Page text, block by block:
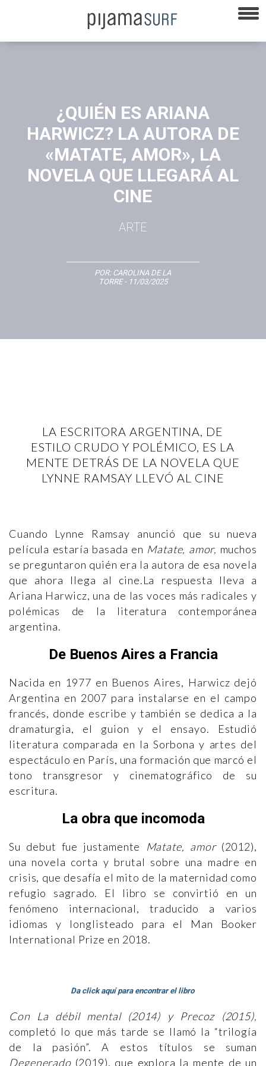
¿QUIÉN ES ARIANA
HARWICZ? LA AUTORA DE
«MATATE, AMOR», LA
NOVELA QUE LLEGARÁ AL
CINE
ARTE
POR: CAROLINA DE LA
TORRE- 11/03/2025
LA ESCRITORA ARGENTINA, DE
ESTILO CRUDO Y POLÉMICO, ES LA
MENTE DETRÁS DE LA NOVELA QUE
LYNNE RAMSAY LLEVÓ AL CINE
Cuando Lynne Ramsay anunció que su nueva
película estaría basada en Matate, amor, muchos
se preguntaron quién era la autora de esa novela
que ahora llega al cine.La respuesta lleva a
Ariana Harwicz, una de las voces más radicales y
polémicas de la literatura contemporánea
argentina.
De Buenos Aires a Francia
Nacida en 1977 en Buenos Aires, Harwicz dejó
Argentina en 2007 para instalarse en el campo
francés, donde escribe y también se dedica a la
dramaturgia, el guion y el ensayo. Estudió
literatura comparada en la Sorbona y artes del
espectáculo en París, una formación que marcó el
tono transgresor y cinematográfico de su
escritura.
La obra que incomoda
Su debut fue justamente Matate, amor (2012),
una novela corta y brutal sobre una madre en
crisis, que desafía el mito de la maternidad como
refugio sagrado. El libro se convirtió en un
fenómeno internacional, traducido a varios
idiomas y longlisteado para el Man Booker
International Prize en 2018.
Da click aquí para encontrar el libro
Con La débil mental (2014) y Precoz (2015),
completó lo que más tarde se llamó la “trilogía
de la pasión”. A estos títulos se suman
Degenerado (2019), que explora la mente de un